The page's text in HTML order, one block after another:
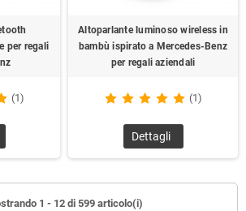
per regali
(1)
Altoparlante luminoso wireless in
bambù ispirato a Mercedes-Benz
per regali aziendali
(1)
Dettagli
1 - 12 di 599 articolo(i)